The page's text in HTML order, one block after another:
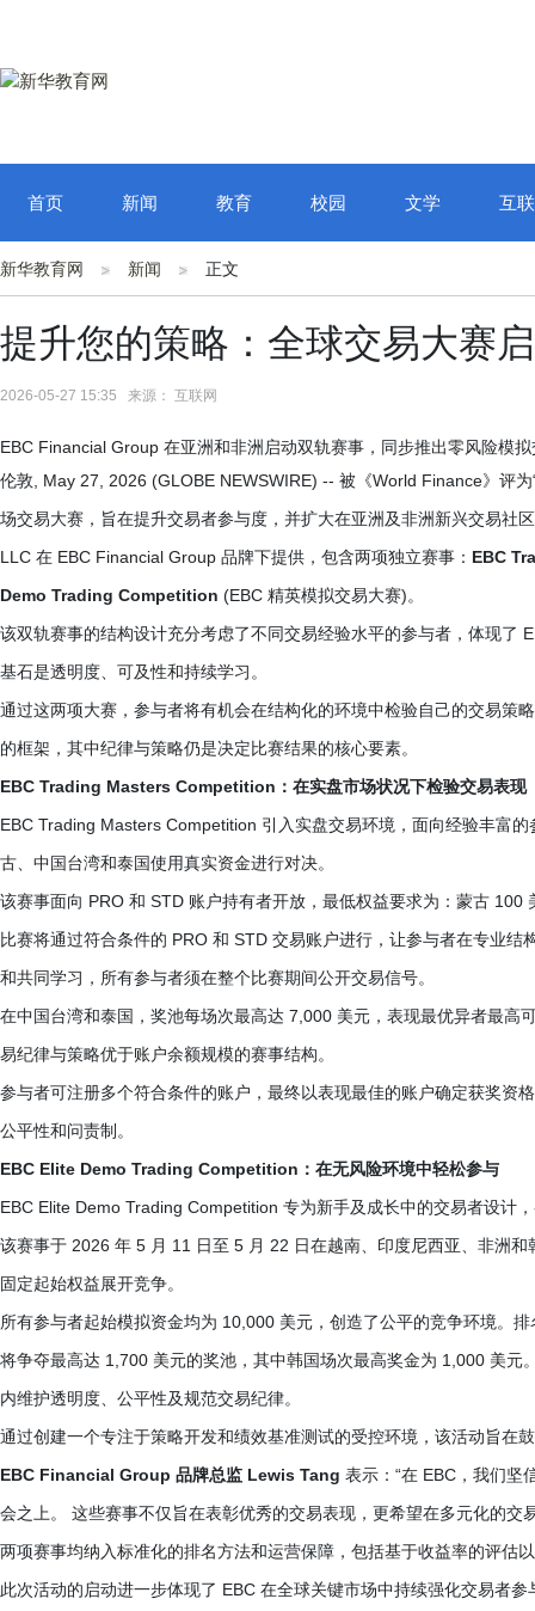
首页 新闻 教育 校园 文学 互
新华教育网 新闻 正文
提升您的策略：全球交易大赛
2026-05-27 15:35 来源： 互联网
EBC Financial Group 在亚洲和非洲启动双轨赛事，同步推出零风险模
伦敦, May 27, 2026 (GLOBE NEWSWIRE) -- 被《World Finance》评
场交易大赛，旨在提升交易者参与度，并扩大在亚洲及非洲新兴交易社
LLC 在 EBC Financial Group 品牌下提供，包含两项独立赛事： EBC
Demo Trading Competition (EBC 精英模拟交易大赛)。
该双轨赛事的结构设计充分考虑了不同交易经验水平的参与者，体现了
基石是透明度、可及性和持续学习。
通过这两项大赛，参与者将有机会在结构化的环境中检验自己的交易策
的框架，其中纪律与策略仍是决定比赛结果的核心要素。
EBC Trading Masters Competition：在实盘市场状况下检验交易表现
EBC Trading Masters Competition 引入实盘交易环境，面向经验丰富
古、中国台湾和泰国使用真实资金进行对决。
该赛事面向 PRO 和 STD 账户持有者开放，最低权益要求为：蒙古 100
比赛将通过符合条件的 PRO 和 STD 交易账户进行，让参与者在专业
和共同学习，所有参与者须在整个比赛期间公开交易信号。
在中国台湾和泰国，奖池每场次最高达 7,000 美元，表现最优异者最
易纪律与策略优于账户余额规模的赛事结构。
参与者可注册多个符合条件的账户，最终以表现最佳的账户确定获奖资
公平性和问责制。
EBC Elite Demo Trading Competition：在无风险环境中轻松参与
EBC Elite Demo Trading Competition 专为新手及成长中的交易者设计
该赛事于 2026 年 5 月 11 日至 5 月 22 日在越南、印度尼西亚、非洲
固定起始权益展开竞争。
所有参与者起始模拟资金均为 10,000 美元，创造了公平的竞争环境。
将争夺最高达 1,700 美元的奖池，其中韩国场次最高奖金为 1,000 美
内维护透明度、公平性及规范交易纪律。
通过创建一个专注于策略开发和绩效基准测试的受控环境，该活动旨在
EBC Financial Group 品牌总监 Lewis Tang 表示：“在 EBC，我们坚
会之上。 这些赛事不仅旨在表彰优秀的交易表现，更希望在多元化的
两项赛事均纳入标准化的排名方法和运营保障，包括基于收益率的评估
此次活动的启动进一步体现了 EBC 在全球关键市场中持续强化交易者